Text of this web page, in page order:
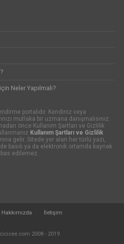
Neler Yapılmalı?
portalıdır. Kendiniz veya
mutlaka bir uzmana danışmalısınız.
önce Kullanım Şartları ve Gizlilik
Kullanım Şartları ve Gizlilik
gelir. Sitede yer alan her türlü yazı,
basılı ya da elektronik ortamda kaynak
edilemez.
Hakkımızda İletişim
2008 - 2019.